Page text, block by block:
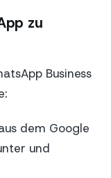
zu
Business
dem Google
und